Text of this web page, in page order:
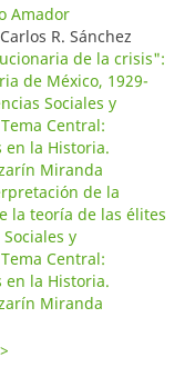
Amador
R. Sánchez
de la crisis":
de México, 1929-
Sociales y
Central:
en la Historia.
Miranda
de la
la teoría de las élites
y
Central:
en la Historia.
Miranda